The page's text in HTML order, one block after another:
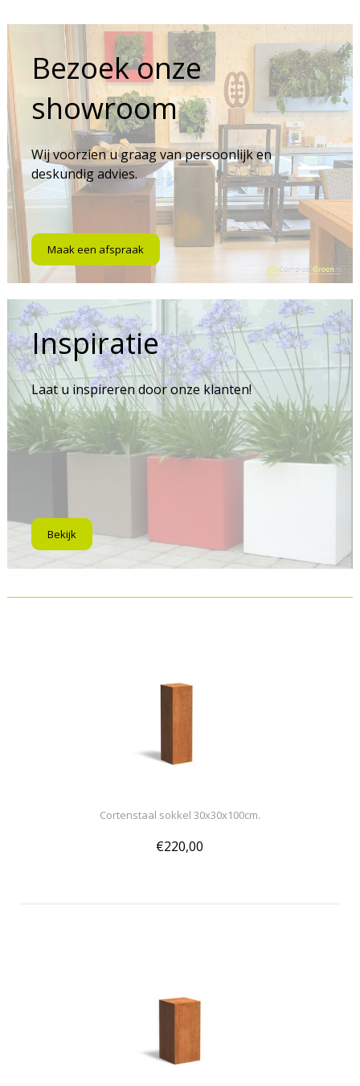
Bezoek onze
showroom
Wij voorzien u graag van persoonlijk en
deskundig advies.
Maak een afspraak
Inspiratie
Laat u inspireren door onze klanten!
Bekijk
Cortenstaal sokkel 30x30x100cm.
€220,00